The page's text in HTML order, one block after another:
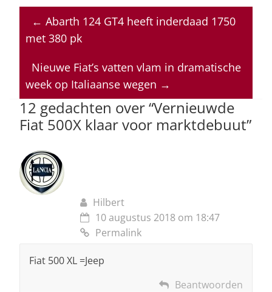
at
s
p
p
c
e
b
o
o
k
k
e
n
re
a
s
ai
l
← Abarth 124 GT4 heeft inderdaad 1750
met 380 pk
Nieuwe Fiat’s vatten vlam in dramatische
week op Italiaanse wegen →
12 gedachten over “Vernieuwde
Fiat 500X klaar voor marktdebuut”
Hilbert
10 augustus 2018 om 18:47
Permalink
Fiat 500 XL =Jeep
Beantwoorden